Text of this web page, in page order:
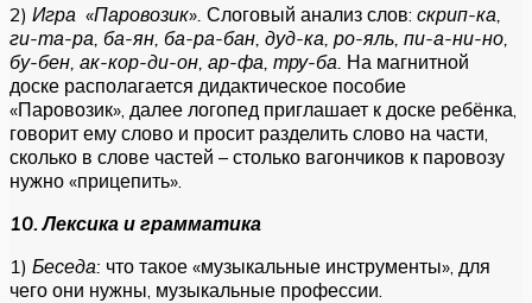
2) Игра «Паровозик». Слоговый анализ слов: скрип-ка,
ги-та-ра, ба-ян, ба-ра-бан, дуд-ка, ро-яль, пи-а-ни-но,
бу-бен, ак-кор-ди-он, ар-фа, тру-ба. На магнитной
доске располагается дидактическое пособие
«Паровозик», далее логопед приглашает к доске ребёнка,
говорит ему слово и просит разделить слово на части,
сколько в слове частей – столько вагончиков к паровозу
нужно «прицепить».
10. Лексика и грамматика
1) Беседа: что такое «музыкальные инструменты», для
чего они нужны, музыкальные профессии.